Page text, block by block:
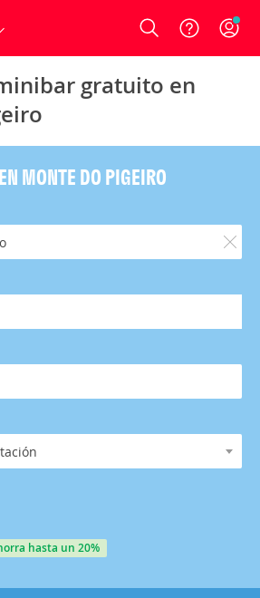
Login
gratuito en
MONTE DO PIGEIRO
hasta un 20%